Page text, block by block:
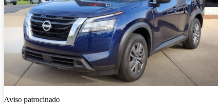
Aviso patrocinado